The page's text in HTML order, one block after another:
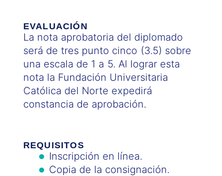
EVALUACIÓN
La nota aprobatoria del diplomado
será de tres punto cinco (3.5) sobre
una escala de 1 a 5. Al lograr esta
nota la Fundación Universitaria
Católica del Norte expedirá
constancia de aprobación.
REQUISITOS
Inscripción en línea.
Copia de la consignación.